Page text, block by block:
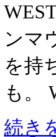
ンマ
を持
も。
続き